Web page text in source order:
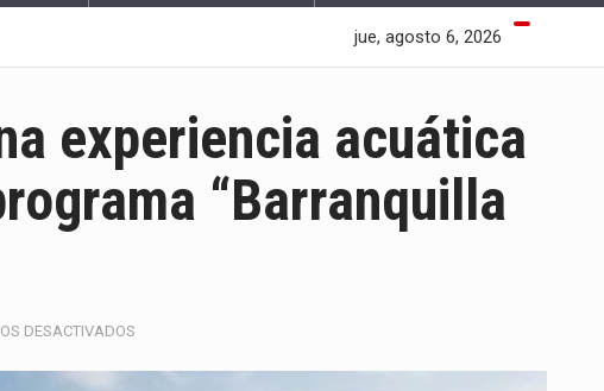
jue, agosto 6, 2026
experiencia acuática
“Barranquilla
DESACTIVADOS